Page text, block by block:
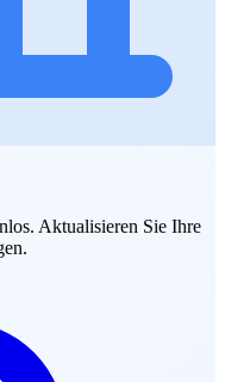
Aktualisieren Sie Ihre